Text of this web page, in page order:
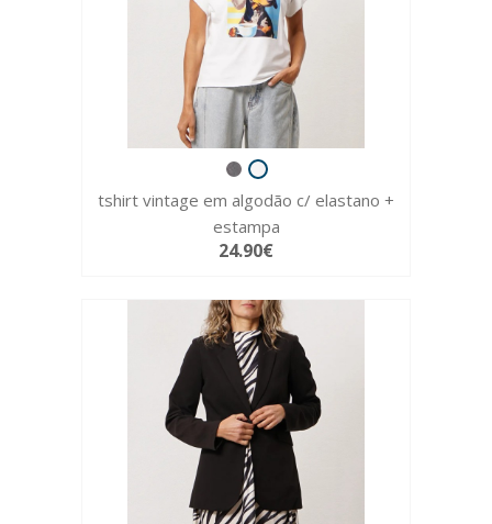
tshirt vintage em algodão c/ elastano +
estampa
24.90€